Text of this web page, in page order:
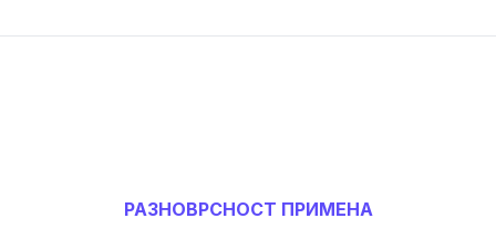
РАЗНОВРСНОСТ ПРИМЕНА